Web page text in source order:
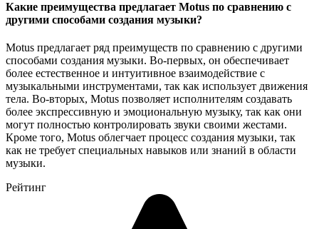
Какие преимущества предлагает Motus по сравнению с
другими способами создания музыки?
Motus предлагает ряд преимуществ по сравнению с другими
способами создания музыки. Во-первых, он обеспечивает
более естественное и интуитивное взаимодействие с
музыкальными инструментами, так как использует движения
тела. Во-вторых, Motus позволяет исполнителям создавать
более экспрессивную и эмоциональную музыку, так как они
могут полностью контролировать звуки своими жестами.
Кроме того, Motus облегчает процесс создания музыки, так
как не требует специальных навыков или знаний в области
музыки.
Рейтинг